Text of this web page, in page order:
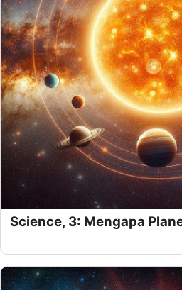
Oleh:Amnan Faza Pada:November 14, 2024
Science, 3: Mengapa